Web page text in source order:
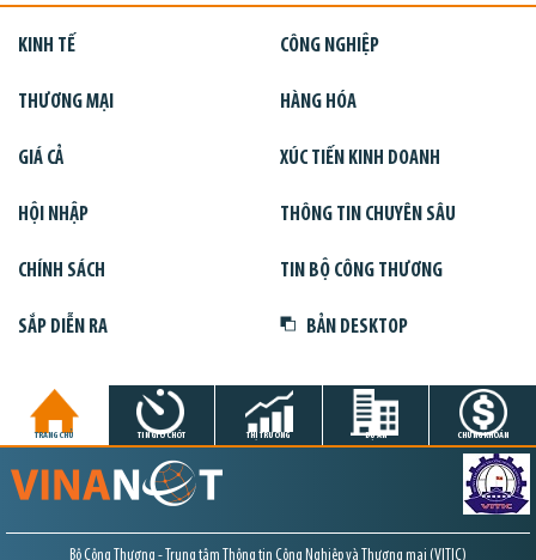
KINH TẾ CÔNG NGHIỆP
THƯƠNG MẠI HÀNG HÓA
GIÁ CẢ XÚC TIẾN KINH DOANH
HỘI NHẬP THÔNG TIN CHUYÊN SÂU
CHÍNH SÁCH TIN BỘ CÔNG THƯƠNG
SẮP DIỄN RA BẢN DESKTOP
TRANG CHỦ TIN GIỜ CHÓT THỊ TRƯỜNG DỰ ÁN CHỨNG KHOÁN
Bộ Công Thương - Trung tâm Thông tin Công Nghiệp và Thương mại (VITIC)